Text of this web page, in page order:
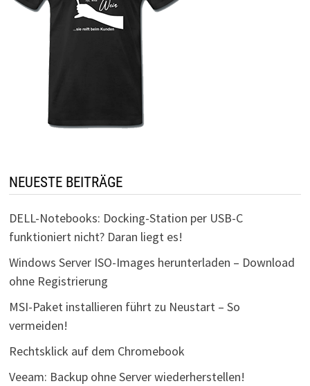
NEUESTE BEITRÄGE
DELL-Notebooks: Docking-Station per USB-C
funktioniert nicht? Daran liegt es!
Windows Server ISO-Images herunterladen – Download
ohne Registrierung
MSI-Paket installieren führt zu Neustart – So
vermeiden!
Rechtsklick auf dem Chromebook
Veeam: Backup ohne Server wiederherstellen!